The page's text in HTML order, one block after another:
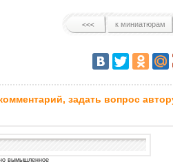
к миниатюрам
задать вопрос
вымышленное